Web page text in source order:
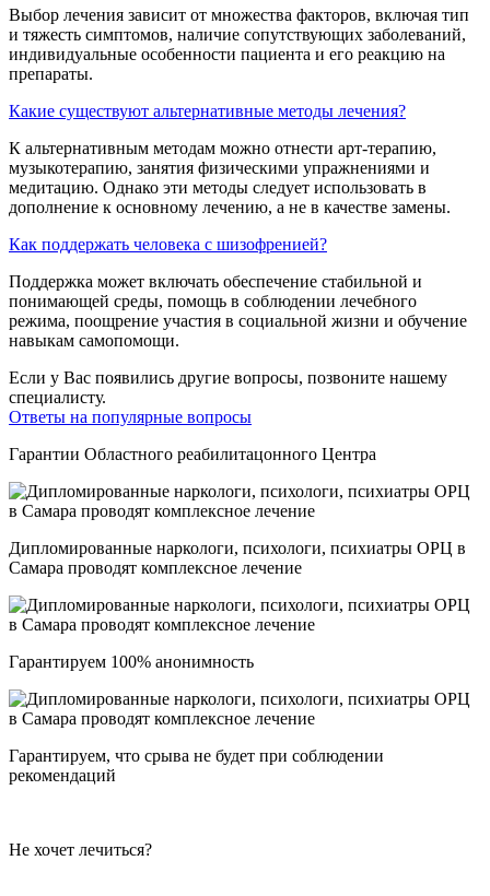
Выбор лечения зависит от множества факторов, включая тип
и тяжесть симптомов, наличие сопутствующих заболеваний,
индивидуальные особенности пациента и его реакцию на
препараты.
Какие существуют альтернативные методы лечения?
К альтернативным методам можно отнести арт-терапию,
музыкотерапию, занятия физическими упражнениями и
медитацию. Однако эти методы следует использовать в
дополнение к основному лечению, а не в качестве замены.
Как поддержать человека с шизофренией?
Поддержка может включать обеспечение стабильной и
понимающей среды, помощь в соблюдении лечебного
режима, поощрение участия в социальной жизни и обучение
навыкам самопомощи.
Если у Вас появились другие вопросы, позвоните нашему
специалисту.
Ответы на популярные вопросы
Гарантии Областного реабилитацонного Центра
Дипломированные наркологи, психологи, психиатры ОРЦ в
Самара проводят комплексное лечение
Гарантируем 100% анонимность
Гарантируем, что срыва не будет при соблюдении
рекомендаций
Не хочет лечиться?